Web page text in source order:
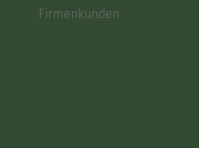
Firmenkunden